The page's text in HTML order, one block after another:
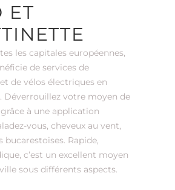
ET
les capitales européennes,
de services de
de vélos électriques en
Déverrouillez votre moyen de
à une application
vous, cheveux au vent,
bucarestoises. Rapide,
c’est un excellent moyen
sous différents aspects.